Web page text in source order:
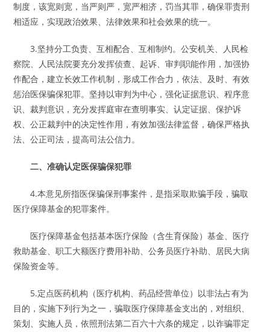
制度，该宽则宽，当严则严，宽严相济，罚当其罪，确保罪责刑
相适应，实现政治效果、法律效果和社会效果的统一。
3.坚持分工负责、互相配合、互相制约。公安机关、人民检
察院、人民法院要充分发挥侦查、起诉、审判职能作用，加强协
作配合，建立长效工作机制，形成工作合力，依法、及时、有效
惩治医保骗保犯罪。坚持以审判为中心，强化证据意识、程序意
识、裁判意识，充分发挥庭审在查明事实、认定证据、保护诉
权、公正裁判中的决定性作用，有效加强法律监督，确保严格执
法、公正司法，提高司法公信力。
二、准确认定医保骗保犯罪
4.本意见所指医保骗保刑事案件，是指采取欺骗手段，骗取
医疗保障基金的犯罪案件。
医疗保障基金包括基本医疗保险（含生育保险）基金、医疗
救助基金、职工大额医疗费用补助、公务员医疗补助、居民大病
保险资金等。
5.定点医药机构（医疗机构、药品经营单位）以非法占有为
目的，实施下列行为之一，骗取医疗保障基金支出的，对组织、
策划、实施人员，依照刑法第二百六十六条的规定，以诈骗罪定